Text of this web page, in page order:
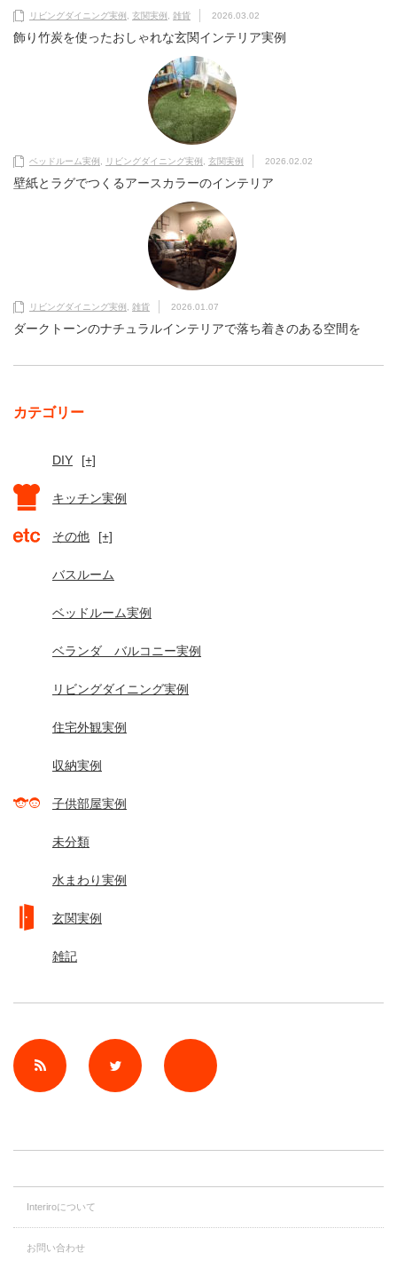
リビングダイニング実例 玄関実例 雑貨 2026.03.02
飾り竹炭を使ったおしゃれな玄関インテリア実例
ベッドルーム実例 リビングダイニング実例 玄関実例 2026.02.02
壁紙とラグでつくるアースカラーのインテリア
リビングダイニング実例 雑貨 2026.01.07
ダークトーンのナチュラルインテリアで落ち着きのある空間を
カテゴリー
DIY [+]
キッチン実例
その他 [+]
バスルーム
ベッドルーム実例
ベランダ バルコニー実例
リビングダイニング実例
住宅外観実例
収納実例
子供部屋実例
未分類
水まわり実例
玄関実例
雑記
Twitter
Interiroについて
お問い合わせ